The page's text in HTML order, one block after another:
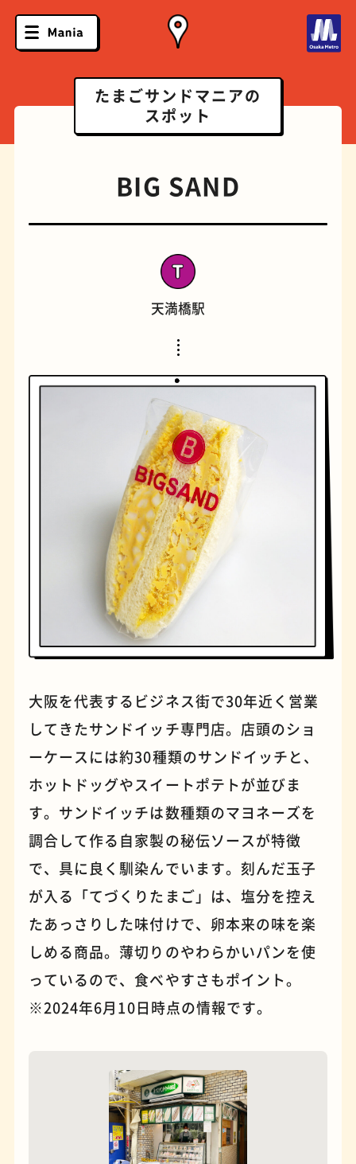
スポーツバー
ナポリタン
パンケーキ 手芸
占い 蕎麦
たまごサンドマニアの
スポット
BIG SAND
天満橋駅
大阪を代表するビジネス街で30年近く営業
してきたサンドイッチ専門店。店頭のショ
ーケースには約30種類のサンドイッチと、
ホットドッグやスイートポテトが並びま
す。サンドイッチは数種類のマヨネーズを
調合して作る自家製の秘伝ソースが特徴
で、具に良く馴染んでいます。刻んだ玉子
が入る「てづくりたまご」は、塩分を控え
たあっさりした味付けで、卵本来の味を楽
しめる商品。薄切りのやわらかいパンを使
っているので、食べやすさもポイント。
※2024年6月10日時点の情報です。